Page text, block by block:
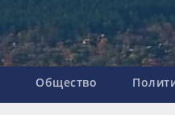
Общество